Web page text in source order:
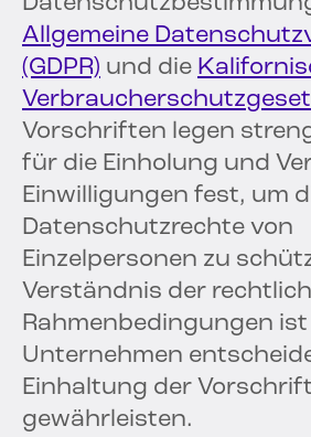
Allgemeine
(GDPR) und die
Vorschriften legen
für die Einholung und
Einwilligungen fest, um
Datenschutzrechte von
Einzelpersonen zu
Verständnis der
Rahmenbedingungen
Unternehmen
Einhaltung der
gewährleisten.